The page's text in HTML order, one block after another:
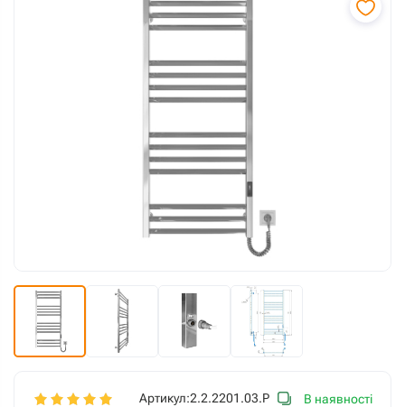
Артикул:2.2.2201.03.P В наявності